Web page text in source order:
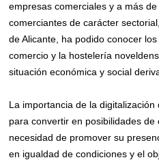
empresas comerciales y a más
comerciantes de carácter
de Alicante, ha podido conocer
comercio y la hostelería
situación económica y social
La importancia de la
para convertir en posibilidades
necesidad de promover su
en igualdad de condiciones y el